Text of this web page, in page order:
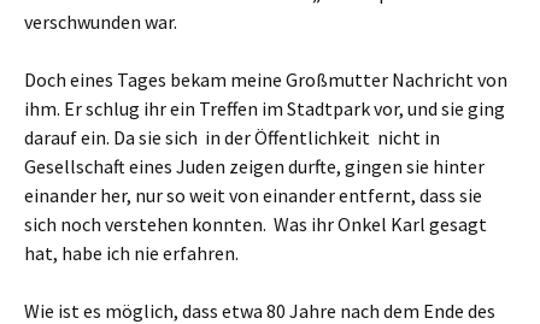
verschwunden war.
Doch eines Tages bekam meine Großmutter Nachricht von
ihm. Er schlug ihr ein Treffen im Stadtpark vor, und sie ging
darauf ein. Da sie sich in der Öffentlichkeit nicht in
Gesellschaft eines Juden zeigen durfte, gingen sie hinter
einander her, nur so weit von einander entfernt, dass sie
sich noch verstehen konnten. Was ihr Onkel Karl gesagt
hat, habe ich nie erfahren.
Wie ist es möglich, dass etwa 80 Jahre nach dem Ende des